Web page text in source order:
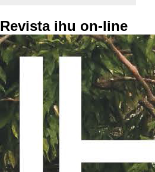
Revista ihu on-line